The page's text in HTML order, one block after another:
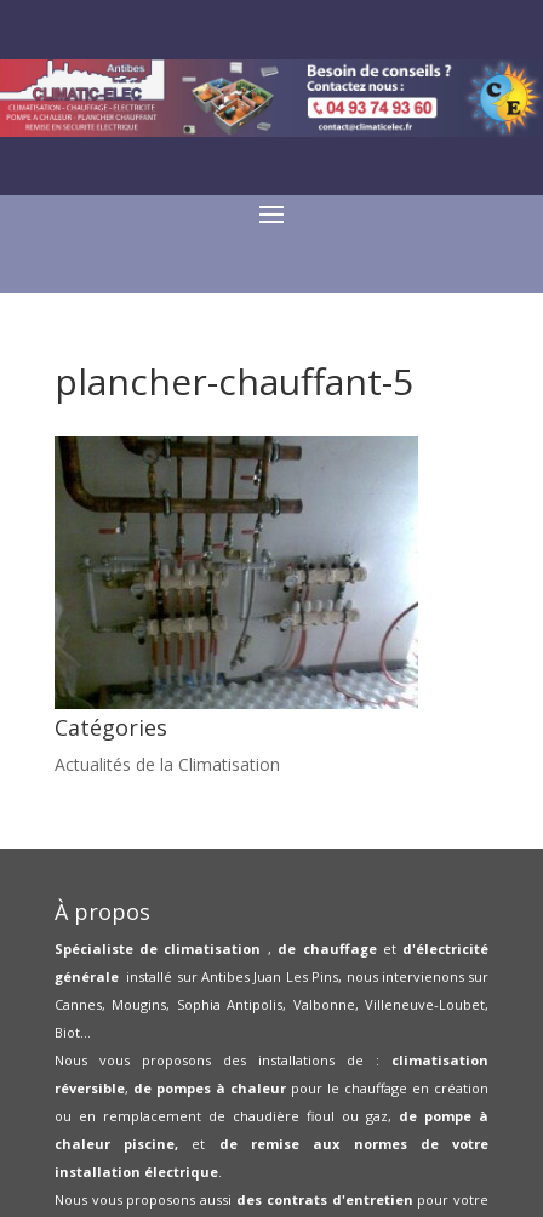
plancher-chauffant-5
Catégories
Actualités de la Climatisation
À propos
Spécialiste de climatisation , de chauffageet d'électricité
générale installé sur Antibes Juan Les Pins, nous intervienons sur
Cannes, Mougins, Sophia Antipolis, Valbonne, Villeneuve-Loubet,
Biot...
Nous vous proposons des installations de : climatisation
réversible, de pompes à chaleurpour le chauffage en création
ou en remplacement de chaudière fioul ou gaz, de pompe à
chaleur piscine, et de remise aux normes de votre
installation électrique.
Nous vous proposons aussi des contrats d'entretien pour votre